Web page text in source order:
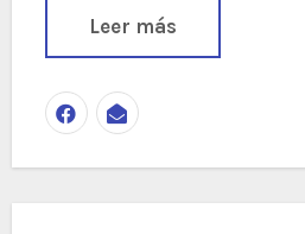
Leer más